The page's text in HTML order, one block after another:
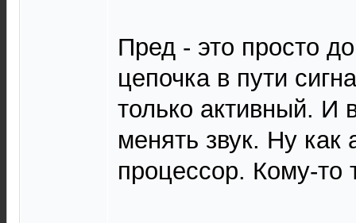
Пред - это просто
цепочка в пути
только активный. И
менять звук. Ну как
процессор. Кому-то